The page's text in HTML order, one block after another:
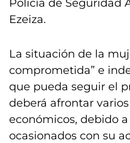
Policía de Seguridad
Ezeiza.
La situación de la
comprometida” e
que pueda seguir el
deberá afrontar
económicos, debido
ocasionados con su